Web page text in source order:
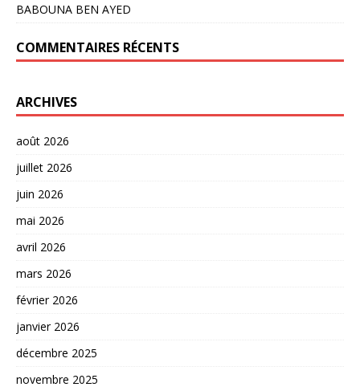
BABOUNA BEN AYED
COMMENTAIRES RÉCENTS
ARCHIVES
août 2026
juillet 2026
juin 2026
mai 2026
avril 2026
mars 2026
février 2026
janvier 2026
décembre 2025
novembre 2025